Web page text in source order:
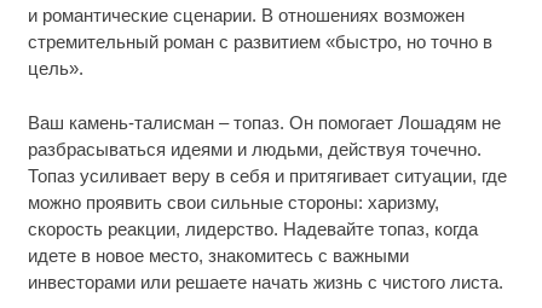
и романтические сценарии. В отношениях возможен
стремительный роман с развитием «быстро, но точно в
цель».
Ваш камень-талисман – топаз. Он помогает Лошадям не
разбрасываться идеями и людьми, действуя точечно.
Топаз усиливает веру в себя и притягивает ситуации, где
можно проявить свои сильные стороны: харизму,
скорость реакции, лидерство. Надевайте топаз, когда
идете в новое место, знакомитесь с важными
инвесторами или решаете начать жизнь с чистого листа.